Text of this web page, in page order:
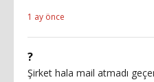
1 ay önce
?
Şirket hala mail atmadı